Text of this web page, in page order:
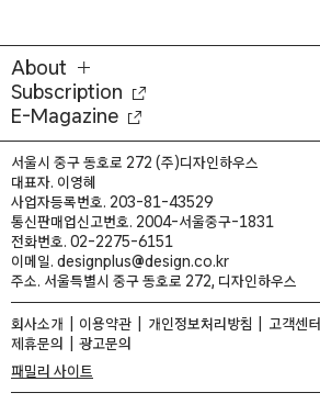
About
Subscription
E-Magazine
서울시 중구 동호로 272 (주)디자인하우스
대표자. 이영혜
사업자등록번호. 203-81-43529
통신판매업신고번호. 2004-서울중구-1831
전화번호. 02-2275-6151
이메일. designplus@design.co.kr
주소. 서울특별시 중구 동호로 272, 디자인하우스
회사소개 이용약관 개인정보처리방침 고객센터
제휴문의
광고문의
패밀리 사이트